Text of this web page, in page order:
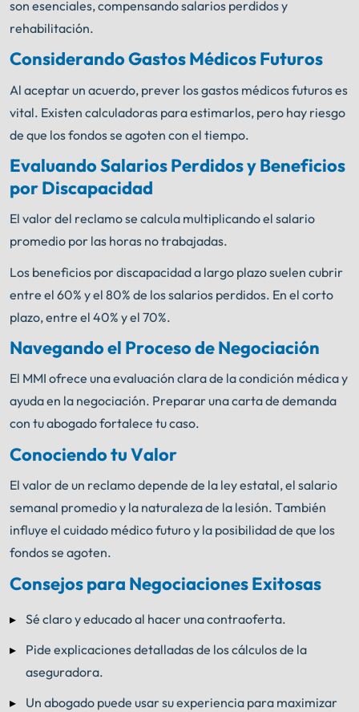
comenzamos a trabajar.
son esenciales, compensando salarios perdidos y
rehabilitación.
Considerando Gastos Médicos Futuros
Al aceptar un acuerdo, prever los gastos médicos futuros es
vital. Existen calculadoras para estimarlos, pero hay riesgo
de que los fondos se agoten con el tiempo.
Evaluando Salarios Perdidos y Beneficios
por Discapacidad
El valor del reclamo se calcula multiplicando el salario
promedio por las horas no trabajadas.
Los beneficios por discapacidad a largo plazo suelen cubrir
entre el 60% y el 80% de los salarios perdidos. En el corto
plazo, entre el 40% y el 70%.
Navegando el Proceso de Negociación
El MMI ofrece una evaluación clara de la condición médica y
ayuda en la negociación. Preparar una carta de demanda
con tu abogado fortalece tu caso.
Conociendo tu Valor
El valor de un reclamo depende de la ley estatal, el salario
semanal promedio y la naturaleza de la lesión. También
influye el cuidado médico futuro y la posibilidad de que los
fondos se agoten.
Consejos para Negociaciones Exitosas
Sé claro y educado al hacer una contraoferta.
Pide explicaciones detalladas de los cálculos de la
aseguradora.
Un abogado puede usar su experiencia para maximizar